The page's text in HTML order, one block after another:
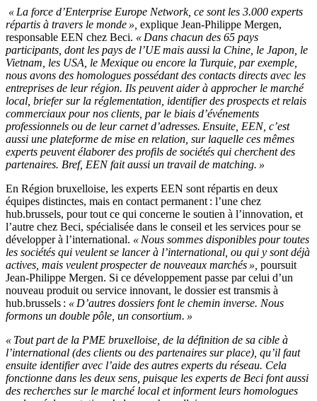
« La force d’Enterprise Europe Network, ce sont les 3.000 experts
répartis à travers le monde », explique Jean-Philippe Mergen,
responsable EEN chez Beci. « Dans chacun des 65 pays
participants, dont les pays de l’UE mais aussi la Chine, le Japon, le
Vietnam, les USA, le Mexique ou encore la Turquie, par exemple,
nous avons des homologues possédant des contacts directs avec les
entreprises de leur région. Ils peuvent aider à approcher le marché
local, briefer sur la réglementation, identifier des prospects et relais
commerciaux pour nos clients, par le biais d’événements
professionnels ou de leur carnet d’adresses. Ensuite, EEN, c’est
aussi une plateforme de mise en relation, sur laquelle ces mêmes
experts peuvent élaborer des profils de sociétés qui cherchent des
partenaires. Bref, EEN fait aussi un travail de matching. »
En Région bruxelloise, les experts EEN sont répartis en deux
équipes distinctes, mais en contact permanent : l’une chez
hub.brussels, pour tout ce qui concerne le soutien à l’innovation, et
l’autre chez Beci, spécialisée dans le conseil et les services pour se
développer à l’international. « Nous sommes disponibles pour toutes
les sociétés qui veulent se lancer à l’international, ou qui y sont déjà
actives, mais veulent prospecter de nouveaux marchés », poursuit
Jean-Philippe Mergen. Si ce développement passe par celui d’un
nouveau produit ou service innovant, le dossier est transmis à
hub.brussels : « D’autres dossiers font le chemin inverse. Nous
formons un double pôle, un consortium. »
« Tout part de la PME bruxelloise, de la définition de sa cible à
l’international (des clients ou des partenaires sur place), qu’il faut
ensuite identifier avec l’aide des autres experts du réseau. Cela
fonctionne dans les deux sens, puisque les experts de Beci font aussi
des recherches sur le marché local et informent leurs homologues